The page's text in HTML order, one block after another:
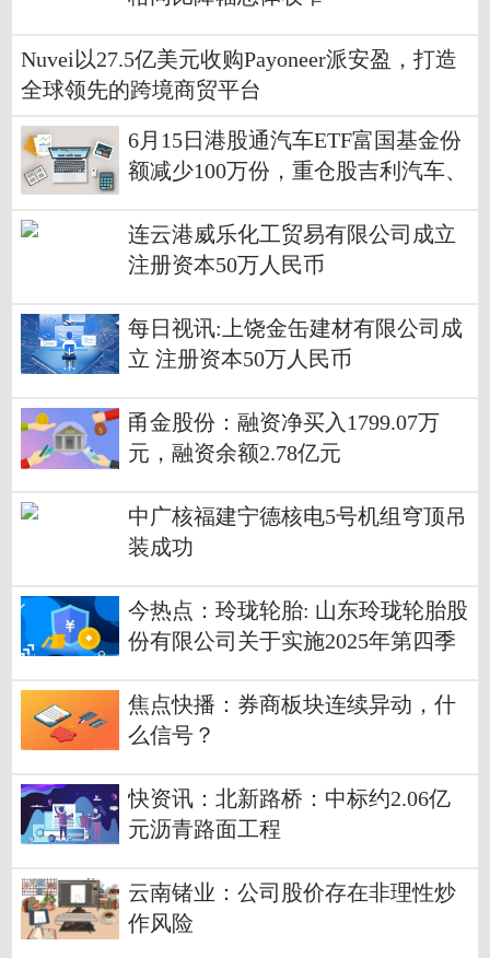
Nuvei以27.5亿美元收购Payoneer派安盈，打造
全球领先的跨境商贸平台
6月15日港股通汽车ETF富国基金份
额减少100万份，重仓股吉利汽车、
连云港威乐化工贸易有限公司成立
注册资本50万人民币
每日视讯:上饶金缶建材有限公司成
立 注册资本50万人民币
甬金股份：融资净买入1799.07万
元，融资余额2.78亿元
中广核福建宁德核电5号机组穹顶吊
装成功
今热点：玲珑轮胎: 山东玲珑轮胎股
份有限公司关于实施2025年第四季
限的公告
焦点快播：券商板块连续异动，什
么信号？
快资讯：北新路桥：中标约2.06亿
元沥青路面工程
云南锗业：公司股价存在非理性炒
作风险